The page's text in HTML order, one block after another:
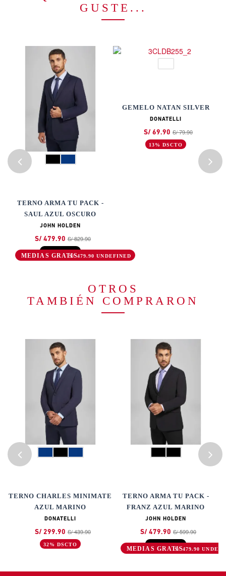
GUSTE...
TERNO ARMA TU PACK -
SAUL AZUL OSCURO
JOHN HOLDEN
S/ 479.90 S/ 829.90
42% DSCTO
S/ 479.90 UNDEFINED
GEMELO NATAN SILVER
DONATELLI
S/ 69.90 S/ 79.90
13% DSCTO
OTROS
TAMBIÉN COMPRARON
TERNO CHARLES MINIMATE
AZUL MARINO
DONATELLI
S/ 299.90 S/ 439.90
32% DSCTO
TERNO ARMA TU PACK -
FRANZ AZUL MARINO
JOHN HOLDEN
S/ 479.90 S/ 599.90
20% DSCTO
S/ 479.90